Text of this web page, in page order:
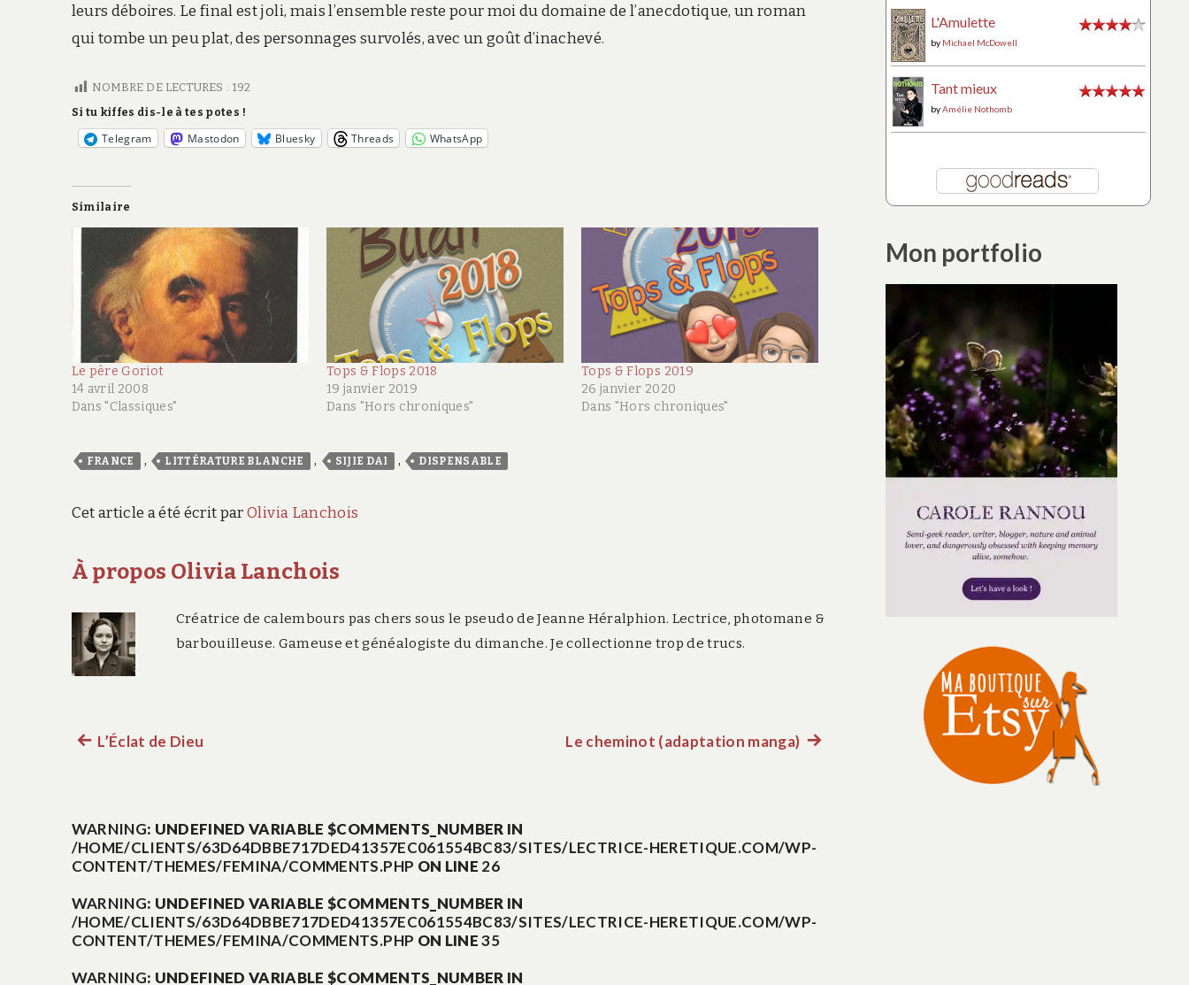
leurs déboires. Le final est joli, mais l’ensemble reste pour moi du domaine de l’anecdotique, un roman
qui tombe un peu plat, des personnages survolés, avec un goût d’inachevé.
NOMBRE DE LECTURES : 192
Si tu kiffes dis-le à tes potes !
Telegram Mastodon Bluesky Threads WhatsApp
Similaire
Le père Goriot
14 avril 2008
Dans "Classiques"
Tops & Flops 2018
19 janvier 2019
Dans "Hors chroniques"
Tops & Flops 2019
26 janvier 2020
Dans "Hors chroniques"
FRANCE , LITTÉRATURE BLANCHE , SIJIE DAI , DISPENSABLE
Cet article a été écrit parOlivia Lanchois
À propos Olivia Lanchois
Créatrice de calembours pas chers sous le pseudo de Jeanne Héralphion. Lectrice, photomane &
barbouilleuse. Gameuse et généalogiste du dimanche. Je collectionne trop de trucs.
l’article
Article
L’Éclat de Dieu Le cheminot (adaptation manga) Article
WARNING: UNDEFINED VARIABLE $COMMENTS_NUMBER IN
/HOME/CLIENTS/63D64DBBE717DED41357EC061554BC83/SITES/LECTRICE-HERETIQUE.COM/WP-
CONTENT/THEMES/FEMINA/COMMENTS.PHP ON LINE 26
WARNING: UNDEFINED VARIABLE $COMMENTS_NUMBER IN
/HOME/CLIENTS/63D64DBBE717DED41357EC061554BC83/SITES/LECTRICE-HERETIQUE.COM/WP-
CONTENT/THEMES/FEMINA/COMMENTS.PHP ON LINE35
WARNING: UNDEFINED VARIABLE $COMMENTS_NUMBER IN
L'Amulette
by Michael McDowell
Tant mieux
byAmélie Nothomb
Mon portfolio